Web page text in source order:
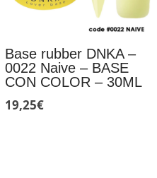
Base rubber DNKA –
0022 Naive – BASE
CON COLOR – 30ML
19,25€